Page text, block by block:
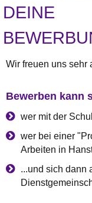
DEINE
Wir freuen uns sehr
Bewerben kann
wer mit der
wer bei einer
Arbeiten in
...und sich dann